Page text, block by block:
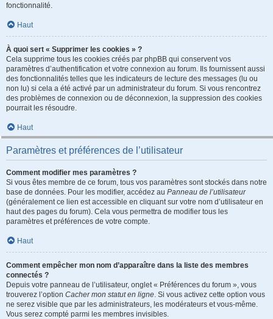
fonctionnalité.
Haut
À quoi sert « Supprimer les cookies » ?
Cela supprime tous les cookies créés par phpBB qui conservent vos
paramètres d’authentification et votre connexion au forum. Ils fournissent aussi
des fonctionnalités telles que les indicateurs de lecture des messages (lu ou
non lu) si cela a été activé par un administrateur du forum. Si vous rencontrez
des problèmes de connexion ou de déconnexion, la suppression des cookies
pourrait les résoudre.
Haut
Paramètres et préférences de l’utilisateur
Comment modifier mes paramètres ?
Si vous êtes membre de ce forum, tous vos paramètres sont stockés dans notre
base de données. Pour les modifier, accédez au Panneau de l’utilisateur
(généralement ce lien est accessible en cliquant sur votre nom d’utilisateur en
haut des pages du forum). Cela vous permettra de modifier tous les
paramètres et préférences de votre compte.
Haut
Comment empêcher mon nom d’apparaître dans la liste des membres
connectés ?
Depuis votre panneau de l’utilisateur, onglet « Préférences du forum », vous
trouverez l’option Cacher mon statut en ligne. Si vous activez cette option vous
ne serez visible que par les administrateurs, les modérateurs et vous-même.
Vous serez compté parmi les membres invisibles.